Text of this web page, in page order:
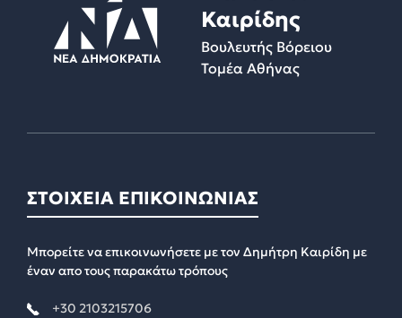
Καιρίδης
Βουλευτής Βόρειου
Τομέα Αθήνας
ΣΤΟΙΧΕΙΑ ΕΠΙΚΟΙΝΩΝΙΑΣ
Μπορείτε να επικοινωνήσετε με τον Δημήτρη Καιρίδη με
έναν απο τους παρακάτω τρόπους
+30 2103215706